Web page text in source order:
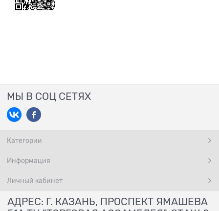
МЫ В СОЦ СЕТЯХ
Категории
Информация
Личный кабинет
АДРЕС: Г. КАЗАНЬ, ПРОСПЕКТ ЯМАШЕВА